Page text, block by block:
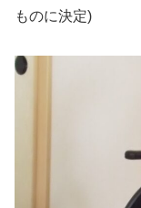
ものに決定)